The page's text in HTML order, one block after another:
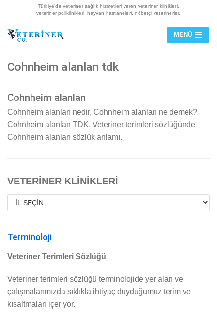
geç
Türkiye’de veteriner sağlık hizmetleri veren veteriner klinikleri,
veteriner poliklinikleri, hayvan hastaneleri, nöbetçi veterinerler.
MENÜ
Cohnheim alanlan tdk
Cohnheim alanlan
Cohnheim alanlan nedir, Cohnheim alanlan ne demek?
Cohnheim alanlan TDK, Veteriner terimleri sözlüğünde
Cohnheim alanlan sözlük anlamı.
VETERİNER KLİNİKLERİ
Terminoloji
Veteriner Terimleri Sözlüğü
Veteriner terimleri sözlüğü terminolojide yer alan ve
çalışmalarımızda sıklıkla ihtiyaç duyduğumuz terim ve
kısaltmaları içeriyor.